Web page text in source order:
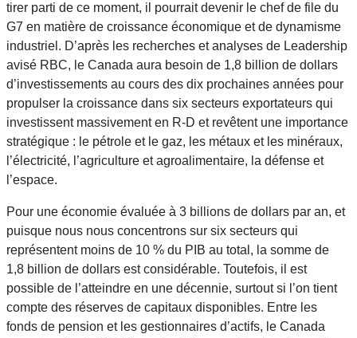
tirer parti de ce moment, il pourrait devenir le chef de file du
G7 en matière de croissance économique et de dynamisme
industriel. D’après les recherches et analyses de Leadership
avisé RBC, le Canada aura besoin de 1,8 billion de dollars
d’investissements au cours des dix prochaines années pour
propulser la croissance dans six secteurs exportateurs qui
investissent massivement en R-D et revêtent une importance
stratégique : le pétrole et le gaz, les métaux et les minéraux,
l’électricité, l’agriculture et agroalimentaire, la défense et
l’espace.
Pour une économie évaluée à 3 billions de dollars par an, et
puisque nous nous concentrons sur six secteurs qui
représentent moins de 10 % du PIB au total, la somme de
1,8 billion de dollars est considérable. Toutefois, il est
possible de l’atteindre en une décennie, surtout si l’on tient
compte des réserves de capitaux disponibles. Entre les
fonds de pension et les gestionnaires d’actifs, le Canada